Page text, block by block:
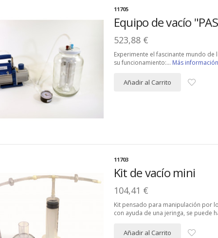
11705
Equipo de vacío
523,88 €
Experimente el fascinante mundo
su funcionamiento:... Más información
Añadir al Carrito
11703
Kit de vacío mini
104,41 €
Kit pensado para manipulación por
con ayuda de una jeringa, se puede
Añadir al Carrito